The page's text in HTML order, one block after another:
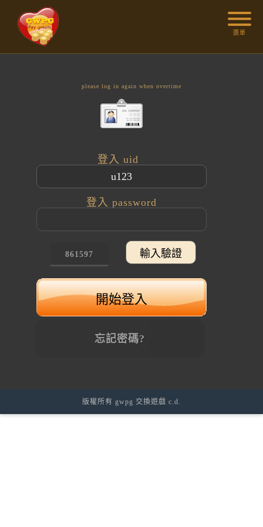
選單
please log in again when overtime
登入 uid
登入 password
861597
忘記密碼?
版權所有 gwpg 交換遊戲 c.d.